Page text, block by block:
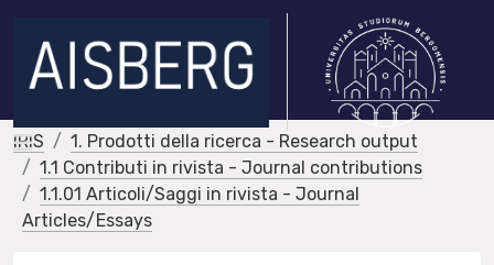
IRIS
1. Prodotti della ricerca - Research output
1.1 Contributi in rivista - Journal contributions
1.1.01 Articoli/Saggi in rivista - Journal
Articles/Essays